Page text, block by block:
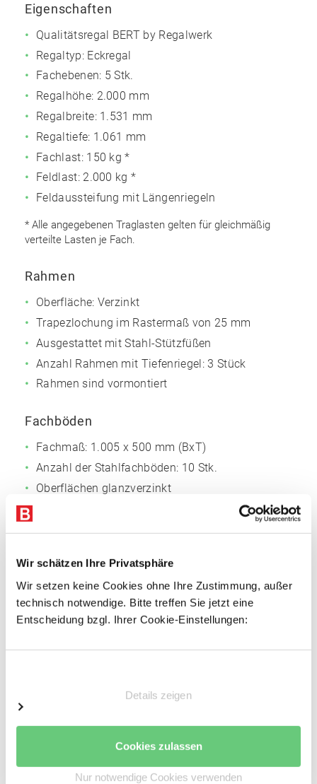
Wir schätzen Ihre Privatsphäre
Wir setzen keine Cookies ohne Ihre Zustimmung, außer
technisch notwendige. Bitte treffen Sie jetzt eine
Entscheidung bzgl. Ihrer Cookie-Einstellungen:
Details zeigen
Cookies zulassen
Nur notwendige Cookies verwenden
Eigenschaften
Qualitätsregal BERT by Regalwerk
Regaltyp: Eckregal
Fachebenen: 5 Stk.
Regalhöhe: 2.000 mm
Regalbreite: 1.531 mm
Regaltiefe: 1.061 mm
Fachlast: 150 kg *
Feldlast: 2.000 kg *
Feldaussteifung mit Längenriegeln
* Alle angegebenen Traglasten gelten für gleichmäßig
verteilte Lasten je Fach.
Rahmen
Oberfläche: Verzinkt
Trapezlochung im Rastermaß von 25 mm
Ausgestattet mit Stahl-Stützfüßen
Anzahl Rahmen mit Tiefenriegel: 3 Stück
Rahmen sind vormontiert
Fachböden
Fachmaß: 1.005 x 500 mm (BxT)
Anzahl der Stahlfachböden: 10 Stk.
Oberflächen glanzverzinkt
außergewöhnliche Stabilität
Mit Systemlochungen für Zubehör
Vorteile
Einfacher Regalaufbau
Einfache Erweiterbarkeit durch Anbaufelder
Platzierung in Ecken für ideale Raumnutzung
Hohe Wirtschaftlichkeit